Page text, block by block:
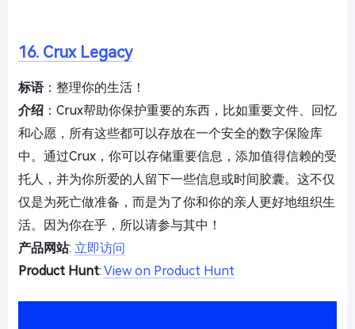
16. Crux Legacy
标语：整理你的生活！
介绍 ：Crux帮助你保护重要的东西，比如重要文件、回忆
和心愿，所有这些都可以存放在一个安全的数字保险库
中。通过Crux，你可以存储重要信息，添加值得信赖的受
托人，并为你所爱的人留下一些信息或时间胶囊。这不仅
仅是为死亡做准备，而是为了你和你的亲人更好地组织生
活。因为你在乎，所以请参与其中！
产品网站: 立即访问
Product Hunt: View on Product Hunt